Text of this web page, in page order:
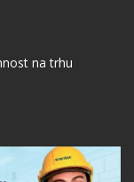
na trhu